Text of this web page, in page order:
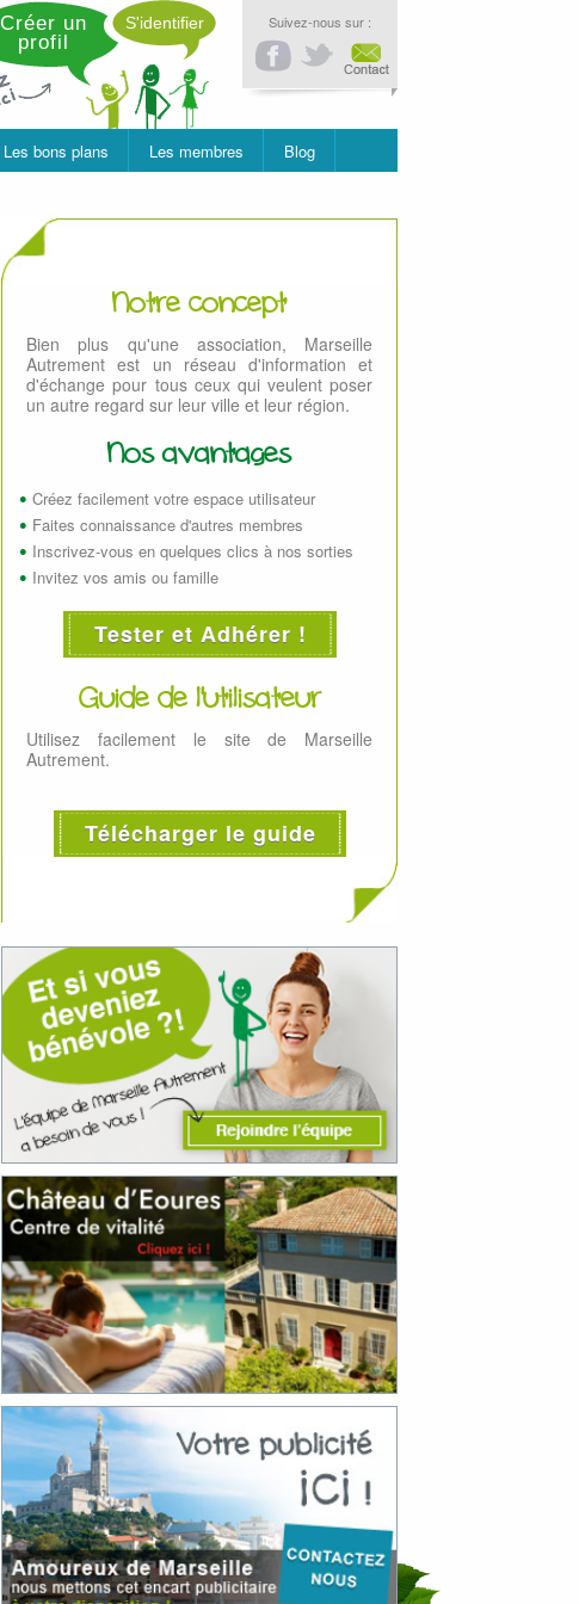
Créer un
profil
S'identifier Suivez-nous sur :
Les bons plans Les membres Blog
Notre concept
Bien plus qu'une association, Marseille
Autrement est un réseau d'information et
d'échange pour tous ceux qui veulent poser
un autre regard sur leur ville et leur région.
Nos avantages
Créez facilement votre espace utilisateur
Faites connaissance d'autres membres
Inscrivez-vous en quelques clics à nos sorties
Invitez vos amis ou famille
Tester et Adhérer !
Guide de l'utilisateur
Utilisez facilement le site de Marseille
Autrement.
Télécharger le guide